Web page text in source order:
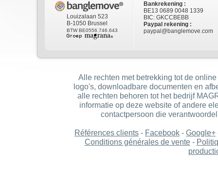
Louizalaan 523
B-1050 Brussel
BTW BE0556.746.643
Bankrekening :
BE13 0689 0048 1339
BIC: GKCCBEBB
Paypal rekening :
paypal@banglemove.com
Alle rechten met betrekking tot de
logo's, downloadbare documenten en
alle rechten behoren tot het bedrijf
informatie op deze website of andere
contactpersoon die
Références clients - Facebook - Google+
Conditions générales de vente-